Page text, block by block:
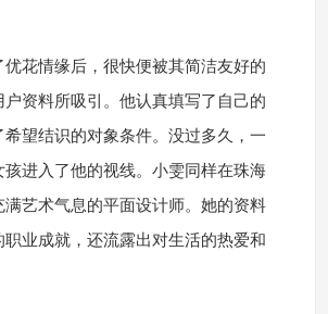
优花情缘后，很快便被其简洁友好的
资料所吸引。他认真填写了自己的
望结识的对象条件。没过多久，一
孩进入了他的视线。小雯同样在珠海
满艺术气息的平面设计师。她的资料
业成就，还流露出对生活的热爱和